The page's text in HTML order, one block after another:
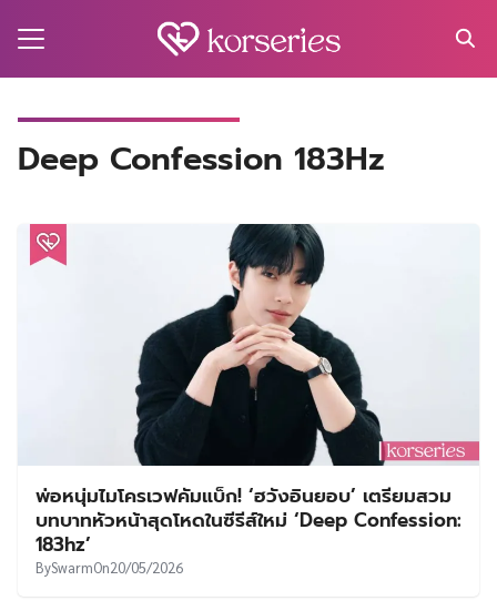
Deep Confession 183Hz
พ่อหนุ่มไมโครเวฟคัมแบ็ก! ‘ฮวังอินยอบ’ เตรียมสวม
บทบาทหัวหน้าสุดโหดในซีรีส์ใหม่ ‘Deep Confession:
183hz’
BySwarmOn20/05/2026